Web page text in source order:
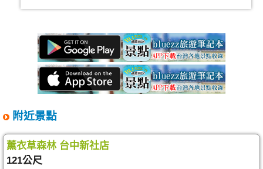
附近景點
薰衣草森林 台中新社店
121公尺